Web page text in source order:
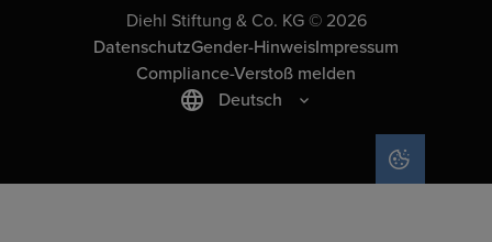
Diehl Stiftung & Co. KG © 2026
DatenschutzGender-HinweisImpressum
Compliance-Verstoß melden
Deutsch
COOKIE-